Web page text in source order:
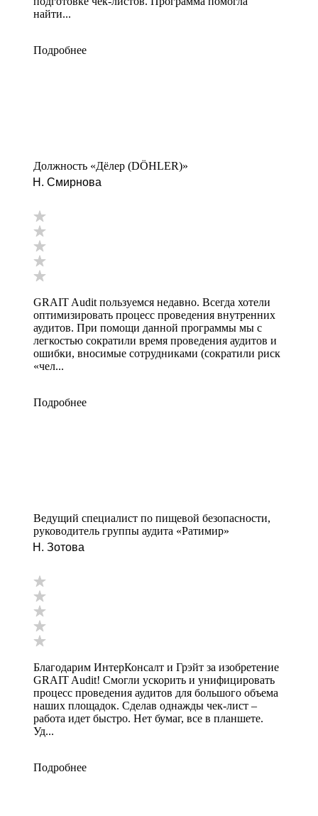
найти...
Подробнее
Должность «Дёлер (DÖHLER)»
Н. Смирнова
GRAIT Audit пользуемся недавно. Всегда хотели
оптимизировать процесс проведения внутренних
аудитов. При помощи данной программы мы с
легкостью сократили время проведения аудитов и
ошибки, вносимые сотрудниками (сократили риск
«чел...
Подробнее
Ведущий специалист по пищевой безопасности,
руководитель группы аудита «Ратимир»
Н. Зотова
Благодарим ИнтерКонсалт и Грэйт за изобретение
GRAIT Audit! Смогли ускорить и унифицировать
процесс проведения аудитов для большого объема
наших площадок. Сделав однажды чек-лист –
работа идет быстро. Нет бумаг, все в планшете.
Уд...
Подробнее